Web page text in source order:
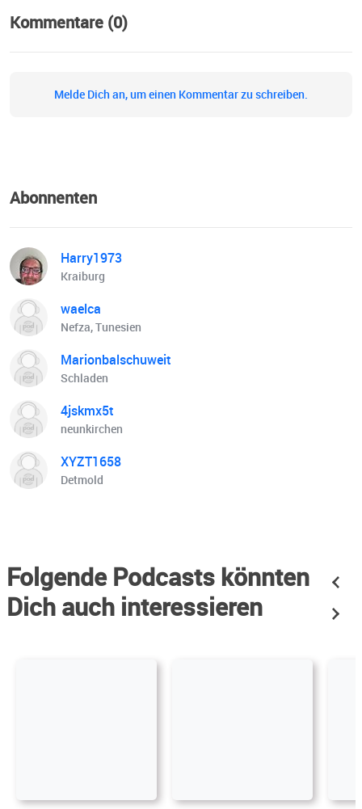
Kommentare (0)
Melde Dich an, um einen Kommentar zu schreiben.
Abonnenten
Harry1973
Kraiburg
waelca
Nefza, Tunesien
Marionbalschuweit
Schladen
4jskmx5t
neunkirchen
XYZT1658
Detmold
Folgende Podcasts könnten
Dich auch interessieren